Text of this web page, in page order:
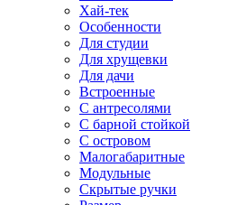
Хай-тек
Особенности
Для студии
Для хрущевки
Для дачи
Встроенные
С антресолями
С барной стойкой
С островом
Малогабаритные
Модульные
Скрытые ручки